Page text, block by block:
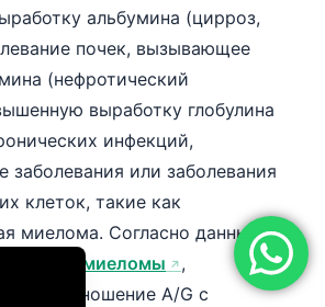
альбумина (цирроз,
почек, вызывающее
(нефротический
выработку глобулина
инфекций,
заболевания или заболевания
клеток, такие как
миелома. Согласно данным...
фонд миеломы
,
соотношение A/G с